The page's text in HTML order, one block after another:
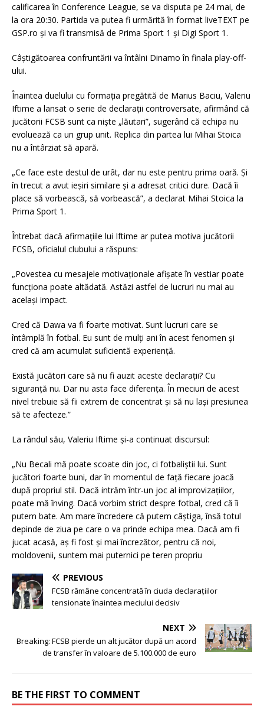
calificarea în Conference League, se va disputa pe 24 mai, de
la ora 20:30. Partida va putea fi urmărită în format liveTEXT pe
GSP.ro și va fi transmisă de Prima Sport 1 și Digi Sport 1.
Câștigătoarea confruntării va întâlni Dinamo în finala play-off-
ului.
Înaintea duelului cu formația pregătită de Marius Baciu, Valeriu
Iftime a lansat o serie de declarații controversate, afirmând că
jucătorii FCSB sunt ca niște „lăutari”, sugerând că echipa nu
evoluează ca un grup unit. Replica din partea lui Mihai Stoica
nu a întârziat să apară.
„Ce face este destul de urât, dar nu este pentru prima oară. Și
în trecut a avut ieșiri similare și a adresat critici dure. Dacă îi
place să vorbească, să vorbească”, a declarat Mihai Stoica la
Prima Sport 1.
Întrebat dacă afirmațiile lui Iftime ar putea motiva jucătorii
FCSB, oficialul clubului a răspuns:
„Povestea cu mesajele motivaționale afișate în vestiar poate
funcționa poate altădată. Astăzi astfel de lucruri nu mai au
același impact.
Cred că Dawa va fi foarte motivat. Sunt lucruri care se
întâmplă în fotbal. Eu sunt de mulți ani în acest fenomen și
cred că am acumulat suficientă experiență.
Există jucători care să nu fi auzit aceste declarații? Cu
siguranță nu. Dar nu asta face diferența. În meciuri de acest
nivel trebuie să fii extrem de concentrat și să nu lași presiunea
să te afecteze.”
La rândul său, Valeriu Iftime și-a continuat discursul:
„Nu Becali mă poate scoate din joc, ci fotbaliștii lui. Sunt
jucători foarte buni, dar în momentul de față fiecare joacă
după propriul stil. Dacă intrăm într-un joc al improvizațiilor,
poate mă înving. Dacă vorbim strict despre fotbal, cred că îi
putem bate. Am mare încredere că putem câștiga, însă totul
depinde de ziua pe care o va prinde echipa mea. Dacă am fi
jucat acasă, aș fi fost și mai încrezător, pentru că noi,
moldovenii, suntem mai puternici pe teren propriu
PREVIOUS
FCSB rămâne concentrată în ciuda declarațiilor
tensionate înaintea meciului decisiv
NEXT
Breaking: FCSB pierde un alt jucător după un acord
de transfer în valoare de 5.100.000 de euro
BE THE FIRST TO COMMENT